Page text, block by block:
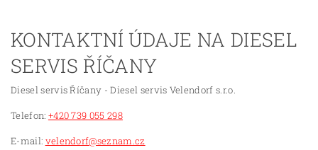
KONTAKTNÍ ÚDAJE NA DIESEL
SERVIS ŘÍČANY
Diesel servis Říčany - Diesel servis Velendorf s.r.o.
Telefon: +420 739 055 298
E-mail: velendorf@seznam.cz